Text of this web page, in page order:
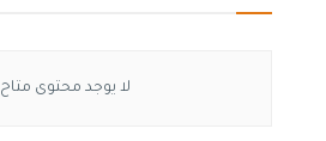
لا يوجد محتوى متاح